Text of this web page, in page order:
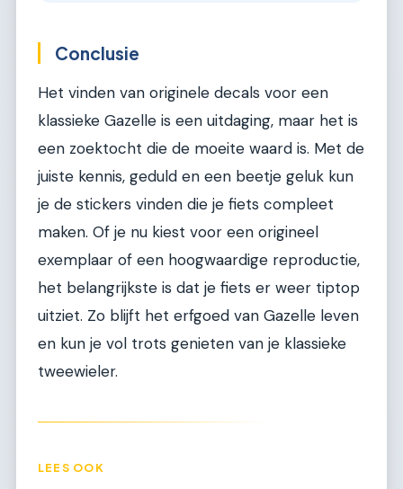
Conclusie
Het vinden van originele decals voor een
klassieke Gazelle is een uitdaging, maar het is
een zoektocht die de moeite waard is. Met de
juiste kennis, geduld en een beetje geluk kun
je de stickers vinden die je fiets compleet
maken. Of je nu kiest voor een origineel
exemplaar of een hoogwaardige reproductie,
het belangrijkste is dat je fiets er weer tiptop
uitziet. Zo blijft het erfgoed van Gazelle leven
en kun je vol trots genieten van je klassieke
tweewieler.
LEES OOK